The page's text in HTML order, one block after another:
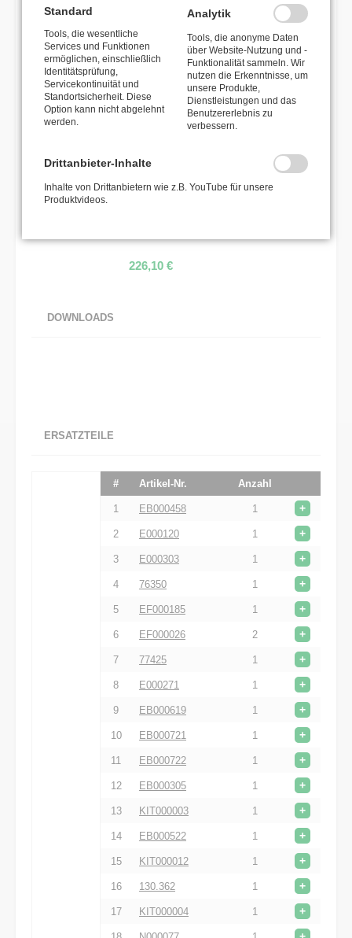
• Gewicht 24kg
• Maße 430x360x340mm (LxBxH)
PASSENDES ZUBEHÖR
Wechselakku DONKEY PLUS,
298,00€
226,10 €
DOWNLOADS
ERSATZTEILE
# Artikel-Nr. Anzahl
1 EB000458 1 +
2 E000120 1 +
3 E000303 1 +
4 76350 1 +
5 EF000185 1 +
6 EF000026 2 +
7 77425 1 +
8 E000271 1 +
9 EB000619 1 +
10 EB000721 1 +
11 EB000722 1 +
12 EB000305 1 +
13 KIT000003 1 +
14 EB000522 1 +
15 KIT000012 1 +
16 130.362 1 +
17 KIT000004 1 +
Standard
Tools, die wesentliche
Services und Funktionen
ermöglichen, einschließlich
Identitätsprüfung,
Servicekontinuität und
Standortsicherheit. Diese
Option kann nicht abgelehnt
werden.
Analytik
Tools, die anonyme Daten
über Website-Nutzung und -
Funktionalität sammeln. Wir
nutzen die Erkenntnisse, um
unsere Produkte,
Dienstleistungen und das
Benutzererlebnis zu
verbessern.
Drittanbieter-Inhalte
Inhalte von Drittanbietern wie z.B. YouTube für unsere
Produktvideos.